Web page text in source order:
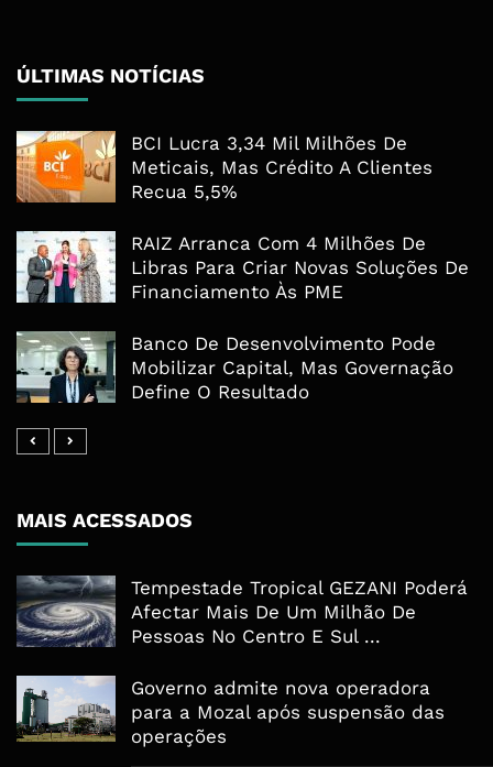
ÚLTIMAS NOTÍCIAS
BCI Lucra 3,34 Mil Milhões De
Meticais, Mas Crédito A Clientes
Recua 5,5%
RAIZ Arranca Com 4 Milhões De
Libras Para Criar Novas Soluções De
Financiamento Às PME
Banco De Desenvolvimento Pode
Mobilizar Capital, Mas Governação
Define O Resultado
MAIS ACESSADOS
Tempestade Tropical GEZANI Poderá
Afectar Mais De Um Milhão De
Pessoas No Centro E Sul ...
Governo admite nova operadora
para a Mozal após suspensão das
operações